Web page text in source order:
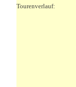
Tourenverlauf: